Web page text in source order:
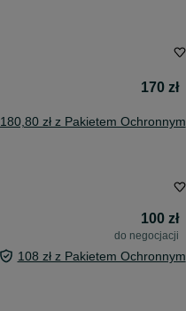
170 zł
180,80 zł z Pakietem Ochronnym
100 zł
do negocjacji
108 zł z Pakietem Ochronnym